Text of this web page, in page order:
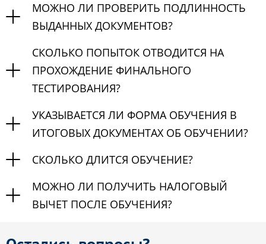
МОЖНО ЛИ ПРОВЕРИТЬ ПОДЛИННОСТЬ
ВЫДАННЫХ ДОКУМЕНТОВ?
СКОЛЬКО ПОПЫТОК ОТВОДИТСЯ НА
ПРОХОЖДЕНИЕ ФИНАЛЬНОГО
ТЕСТИРОВАНИЯ?
УКАЗЫВАЕТСЯ ЛИ ФОРМА ОБУЧЕНИЯ В
ИТОГОВЫХ ДОКУМЕНТАХ ОБ ОБУЧЕНИИ?
СКОЛЬКО ДЛИТСЯ ОБУЧЕНИЕ?
МОЖНО ЛИ ПОЛУЧИТЬ НАЛОГОВЫЙ
ВЫЧЕТ ПОСЛЕ ОБУЧЕНИЯ?